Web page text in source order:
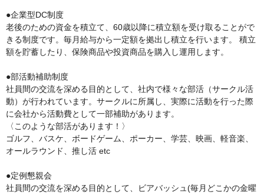
●企業型DC制度
老後のための資金を積立て、60歳以降に積立額を受け取ることがで
きる制度です。毎月給与から一定額を拠出し積立を行います。 積立
額を貯蓄したり、保険商品や投資商品を購入し運用します。
●部活動補助制度
社員間の交流を深める目的として、社内で様々な部活（サークル活
動）が行われています。サークルに所属し、実際に活動を行った際
に会社から活動費として一部補助があります。
〈このような部活があります！〉
ゴルフ、バスケ、ボードゲーム、ポーカー、学芸、映画、軽音楽、
オールラウンド、推し活 etc
●定例懇親会
社員間の交流を深める目的として、ビアバッシュ(毎月どこかの金曜